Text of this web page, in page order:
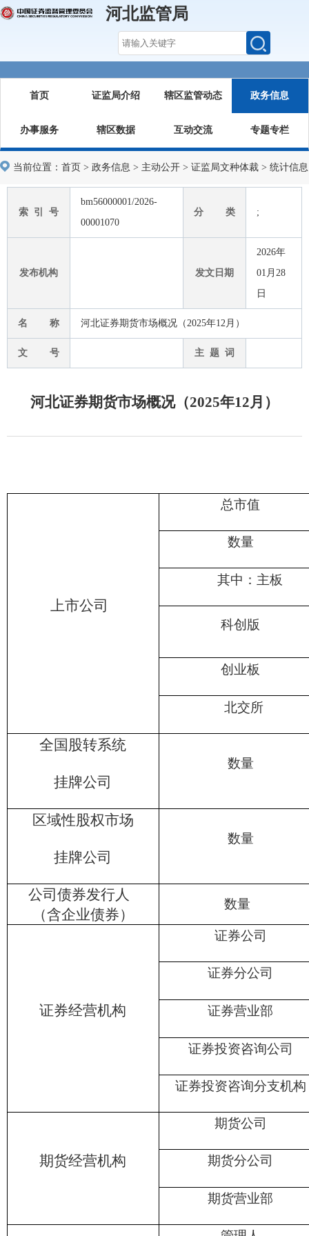
河北监管局
首页 证监局介绍 辖区监管动态 政务信息
办事服务 辖区数据 互动交流 专题专栏
当前位置： 首页 > 政务信息 > 主动公开 > 证监局文种体裁 > 统计信息
索 引 号
bm56000001/2026-
00001070
分 类 ;
发布机构 发文日期
2026年
01月28
日
名 称 河北证券期货市场概况（2025年12月）
文 号 主 题 词
河北证券期货市场概况（2025年12月）
上市公司
总市值
数量
其中：主板
科创版
创业板
北交所
全国股转系统
挂牌公司
数量
区域性股权市场
挂牌公司
数量
公司债券发行人
（含企业债券）
数量
证券经营机构
证券公司
证券分公司
证券营业部
证券投资咨询公司
证券投资咨询分支机构
期货经营机构
期货公司
期货分公司
期货营业部